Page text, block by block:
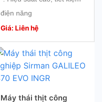
điện năng
*. Động cơ mạnh mẽ
*. Nhỏ gọn, sử dụng thuận
tiện
*. Độ bền cao
Giá: Liên hệ
Máy thái thịt công